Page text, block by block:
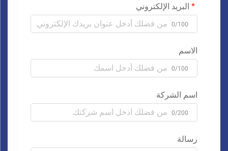
البريد الإلكتروني
0/100
الاسم
0/100
اسم الشركة
0/200
رسالة